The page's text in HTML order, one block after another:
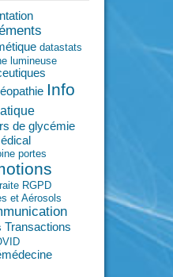
datastats
lumineuse
Info
de glycémie
portes
RGPD
et Aérosols
Transactions